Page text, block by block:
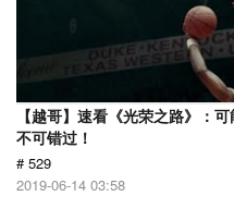
【越哥】速看《光荣之路》：
不可错过！
# 529
2019-06-14 03:58